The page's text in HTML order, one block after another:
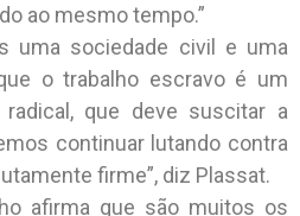
ao mesmo tempo.”
uma sociedade civil e uma
o trabalho escravo é um
que deve suscitar a
continuar lutando contra
firme”, diz Plassat.
afirma que são muitos os